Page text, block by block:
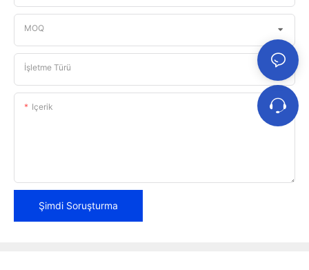
MOQ
İşletme Türü
Içerik
Şimdi Soruşturma